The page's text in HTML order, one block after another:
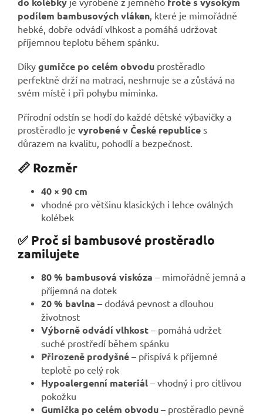
podílem bambusových vláken, které je mimořádně
hebké, dobře odvádí vlhkost a pomáhá udržovat
příjemnou teplotu během spánku.
Díky gumičce po celém obvodu prostěradlo
perfektně drží na matraci, neshrnuje se a zůstává na
svém místě i při pohybu miminka.
Přírodní odstín se hodí do každé dětské výbavičky a
prostěradlo je vyrobené v České republice s
důrazem na kvalitu, pohodlí a bezpečnost.
📏 Rozměr
40 × 90 cm
vhodné pro většinu klasických i lehce oválných
kolébek
✅ Proč si bambusové prostěradlo
zamilujete
80 % bambusová viskóza – mimořádně jemná a
příjemná na dotek
20 % bavlna – dodává pevnost a dlouhou
životnost
Výborně odvádí vlhkost – pomáhá udržet
suché prostředí během spánku
Přirozeně prodyšné – přispívá k příjemné
teplotě po celý rok
Hypoalergenní materiál – vhodný i pro citlivou
pokožku
Gumička po celém obvodu – prostěradlo pevně